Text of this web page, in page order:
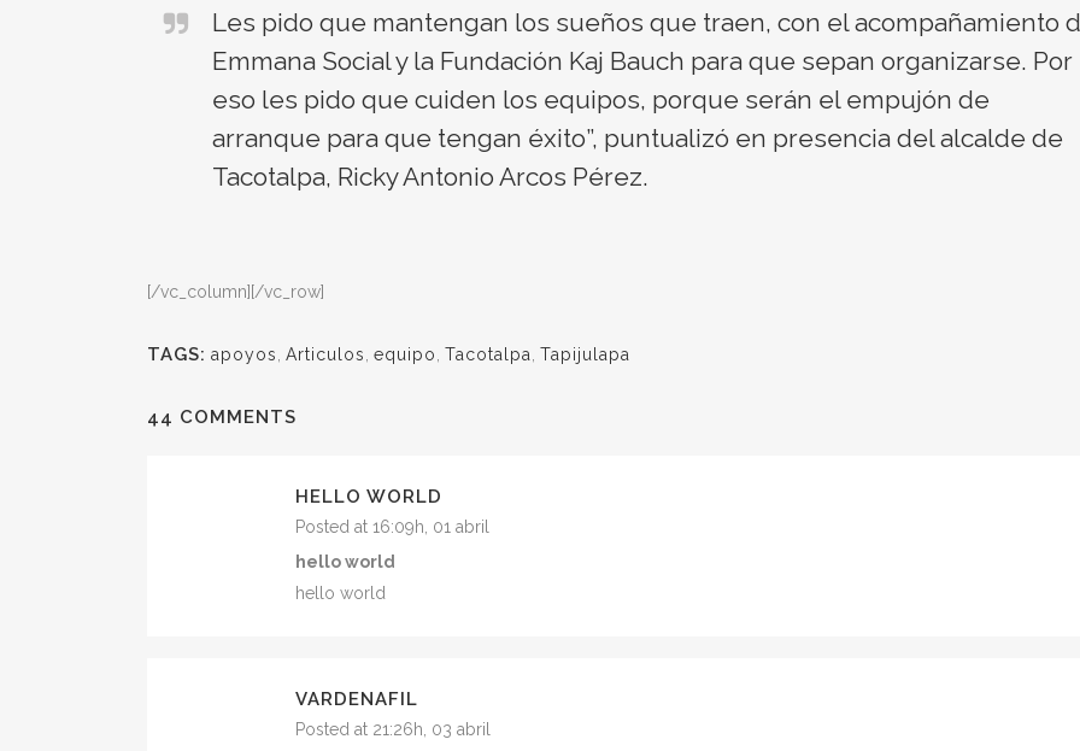
Les pido que mantengan los sueños que traen, con el acompañamiento
Emmana Social y la Fundación Kaj Bauch para que sepan organizarse. Por
eso les pido que cuiden los equipos, porque serán el empujón de
arranque para que tengan éxito”, puntualizó en presencia del alcalde de
Tacotalpa, Ricky Antonio Arcos Pérez.
[/vc_column][/vc_row]
TAGS: apoyos Articulos equipo Tacotalpa Tapijulapa
44 COMMENTS
HELLO WORLD
Posted at 16:09h, 01 abril
hello world
hello world
VARDENAFIL
Posted at 21:26h, 03 abril